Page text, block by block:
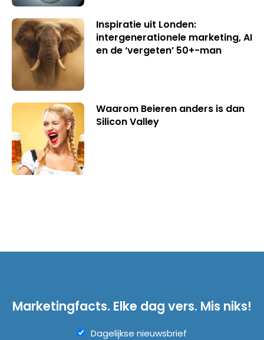
Inspiratie uit Londen:
intergenerationele marketing, AI
en de ‘vergeten’ 50+-man
Waarom Beieren anders is dan
Silicon Valley
Marketingfacts. Elke dag vers. Mis niks!
Dagelijkse nieuwsbrief